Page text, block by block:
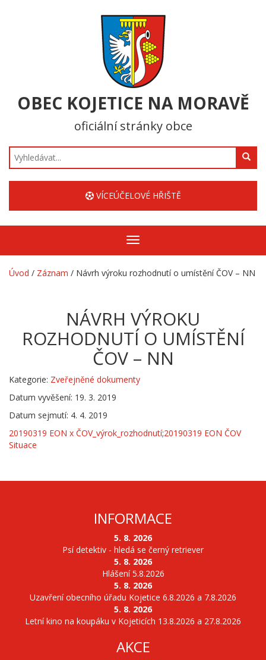
OBEC KOJETICE NA MORAVĚ
oficiální stránky obce
Hledat
VÍCEÚČELOVÉ HŘIŠTĚ
Zobrazit/skrýt
navigaci
Úvod / Záznam / Návrh výroku rozhodnutí o umístění ČOV – NN
NÁVRH VÝROKU
ROZHODNUTÍ O UMÍSTĚNÍ
ČOV – NN
Kategorie: Zveřejněné dokumenty
Datum vyvěšení: 19. 3. 2019
Datum sejmutí: 4. 4. 2019
20190319 EON x ČOV_výrok_rozhodnutí;20190319 EON ČOV
Situace
INFORMACE
5. 8. 2026
Psí detektiv - hledá se černý retriever
5. 8. 2026
Hlášení 5.8.2026
5. 8. 2026
Uzavření obecního úřadu Kojetice 6.8.2026 a 7.8.2026
5. 8. 2026
Letní kino na koupáku v Kojeticích 13.8.2026 a 27.8.2026
AKCE